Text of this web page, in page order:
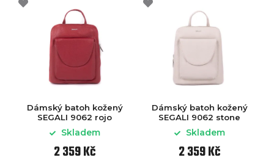
Dámský batoh kožený
SEGALI 9062 rojo
Skladem
2 359 Kč
Dámský batoh kožený
SEGALI 9062 stone
Skladem
2 359 Kč